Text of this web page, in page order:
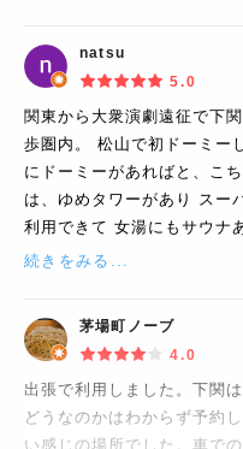
natsu
5.0
関東から大衆演劇遠征で下
歩圏内。 松山で初ドーミー
にドーミーがあればと、こ
は、ゆめタワーがあり スー
利用できて 女湯にもサウナ
続きをみる...
茅場町ノーブ
4.0
出張で利用しました。下関
どうなのかはわからず予約
い感じの場所でした。車で